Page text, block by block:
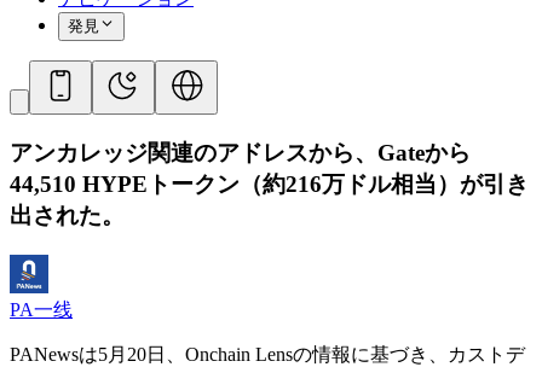
発見
アンカレッジ関連のアドレスから、Gateから
44,510 HYPEトークン（約216万ドル相当）が引き
出された。
PA一线
PANewsは5月20日、Onchain Lensの情報に基づき、カストデ